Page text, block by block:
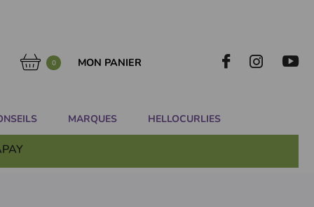
0 MON PANIER
MARQUES HELLOCURLIES